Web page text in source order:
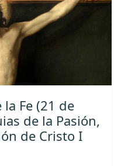
Fe (21 de
de la Pasión,
de Cristo I